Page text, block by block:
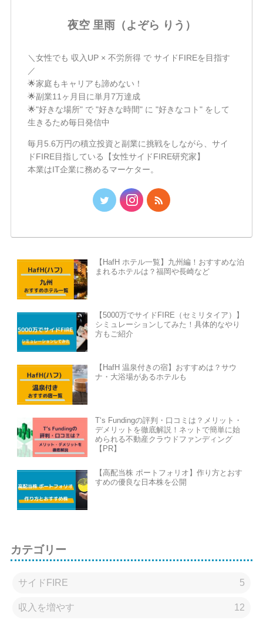
夜空 里雨（よぞら りう）
＼女性でも 収入UP × 不労所得 で サイドFIREを目指す
／
🌟家庭もキャリアも諦めない！
🌟副業11ヶ月目に単月7万達成
🌟"好きな場所" で "好きな時間" に "好きなコト" をして
生きるため毎日発信中
毎月5.6万円の積立投資と副業に挑戦をしながら、サイ
ドFIRE目指している【女性サイドFIRE研究家】
本業はIT企業に務めるマーケター。
【HafH ホテル一覧】九州編！おすすめな泊
まれるホテルは？福岡や長崎など
【5000万でサイドFIRE（セミリタイア）】
シミュレーションしてみた！具体的なやり
方もご紹介
【HafH 温泉付きの宿】おすすめは？サウ
ナ・大浴場があるホテルも
T‘s Fundingの評判・口コミは？メリット・
デメリットを徹底解説！ネットで簡単に始
められる不動産クラウドファンディング
【PR】
【高配当株 ポートフォリオ】作り方とおす
すめの優良な日本株を公開
カテゴリー
サイドFIRE 5
収入を増やす 12